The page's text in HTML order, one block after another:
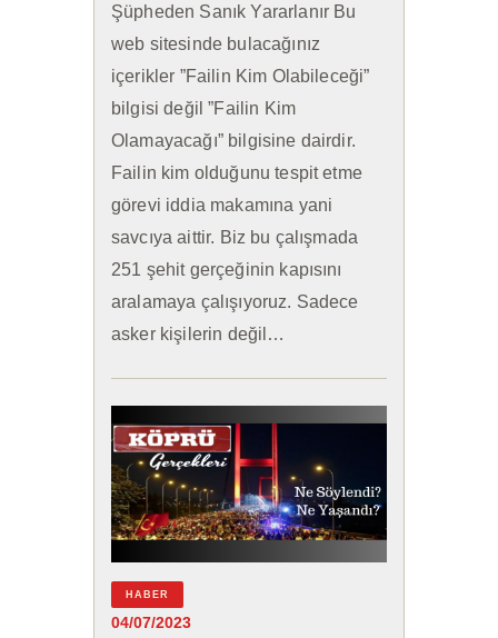
Şüpheden Sanık Yararlanır Bu
web sitesinde bulacağınız
içerikler ”Failin Kim Olabileceği”
bilgisi değil ”Failin Kim
Olamayacağı” bilgisine dairdir.
Failin kim olduğunu tespit etme
görevi iddia makamına yani
savcıya aittir. Biz bu çalışmada
251 şehit gerçeğinin kapısını
aralamaya çalışıyoruz. Sadece
asker kişilerin değil…
HABER
04/07/2023